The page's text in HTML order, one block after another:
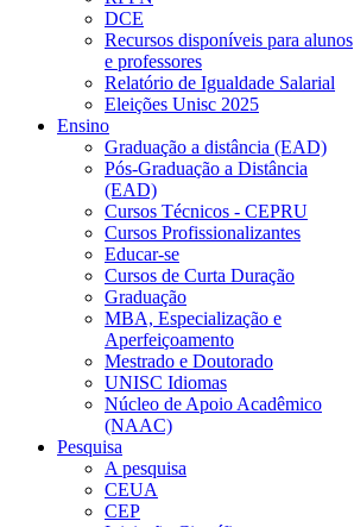
DCE
Recursos disponíveis para alunos
e professores
Relatório de Igualdade Salarial
Eleições Unisc 2025
Ensino
Graduação a distância (EAD)
Pós-Graduação a Distância
(EAD)
Cursos Técnicos - CEPRU
Cursos Profissionalizantes
Educar-se
Cursos de Curta Duração
Graduação
MBA, Especialização e
Aperfeiçoamento
Mestrado e Doutorado
UNISC Idiomas
Núcleo de Apoio Acadêmico
(NAAC)
Pesquisa
A pesquisa
CEUA
CEP